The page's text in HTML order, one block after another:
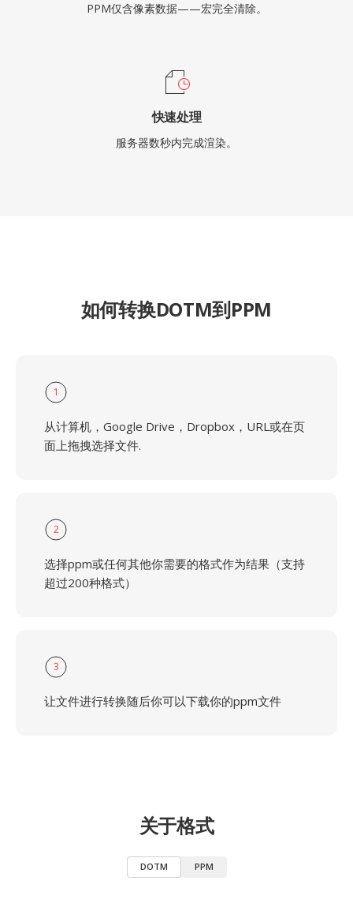
PPM仅含像素数据——宏完全清除。
快速处理
服务器数秒内完成渲染。
如何转换DOTM到PPM
1
从计算机，Google Drive，Dropbox，URL或在页
面上拖拽选择文件.
2
选择ppm或任何其他你需要的格式作为结果（支持
超过200种格式）
3
让文件进行转换随后你可以下载你的ppm文件
关于格式
DOTM PPM